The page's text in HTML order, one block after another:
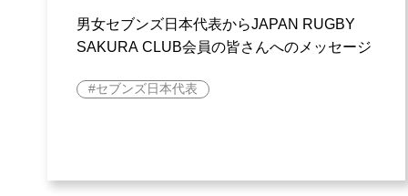
男女セブンズ日本代表からJAPAN RUGBY
SAKURA CLUB会員の皆さんへのメッセージ
セブンズ日本代表